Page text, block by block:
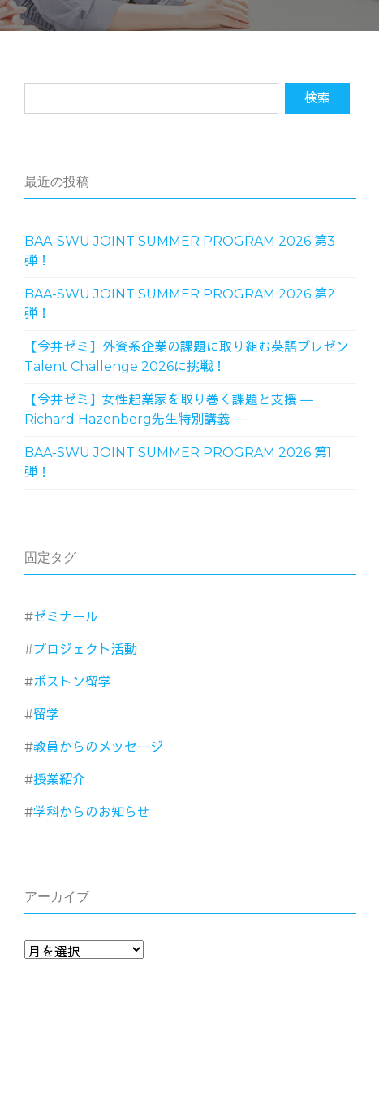
最近の投稿
BAA-SWU JOINT SUMMER PROGRAM 2026 第3
弾！
BAA-SWU JOINT SUMMER PROGRAM 2026 第2
弾！
【今井ゼミ】外資系企業の課題に取り組む英語プレゼン
Talent Challenge 2026に挑戦！
【今井ゼミ】女性起業家を取り巻く課題と支援 ―
Richard Hazenberg先生特別講義 ―
BAA-SWU JOINT SUMMER PROGRAM 2026 第1
弾！
固定タグ
ゼミナール
プロジェクト活動
ボストン留学
留学
教員からのメッセージ
授業紹介
学科からのお知らせ
アーカイブ